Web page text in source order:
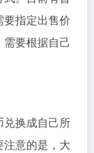
指定出售价
要根据自己
兑换成自己所
意的是，大